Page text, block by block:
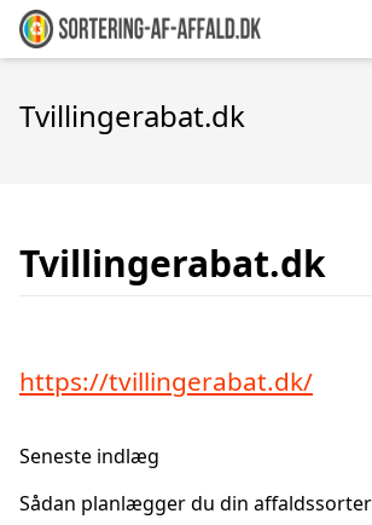
Tvillingerabat.dk
Tvillingerabat.dk
https://tvillingerabat.dk/
Seneste indlæg
Sådan planlægger du din